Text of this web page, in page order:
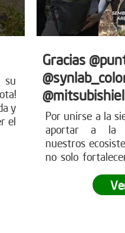
y
el
Gracias
Por unirse a la
aportar a la
nuestros
no solo
de hábitats, la
construcción